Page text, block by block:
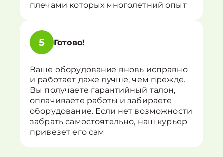
плечами которых многолетний опыт
5 Готово!
Ваше оборудование вновь исправно
и работает даже лучше, чем прежде.
Вы получаете гарантийный талон,
оплачиваете работы и забираете
оборудование. Если нет возможности
забрать самостоятельно, наш курьер
привезет его сам